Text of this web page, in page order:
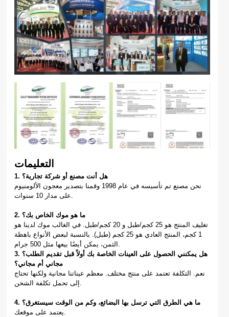
التعليمات
1. هل أنت مصنع أو شركة تجارية؟
نحن مصنع تم تأسيسه في عام 1998 وقمنا بتصدير معجون الألومنيوم
2. ما هو موك الخاص بك؟
تغليف المنتج هو 25 كجم/طبل و 20 كجم/طبل. في الغالب موك لدينا هو
1 كجم، المنتج العادي هو 25 كجم (طبل). بالنسبة لبعض الأنواع باهظة
3. هل يمكنني الحصول على العينات الخاصة بك أولاً قبل تقديم الطلب؟
مجاني أم مجاني؟
نعم. التكلفة تعتمد على منتج مختلف. معظم عيناتنا مجانية ولكنها تحتاج
4. ما هي الطرق التي ترسل بها البضائع، وكم من الوقت سيستغرق؟